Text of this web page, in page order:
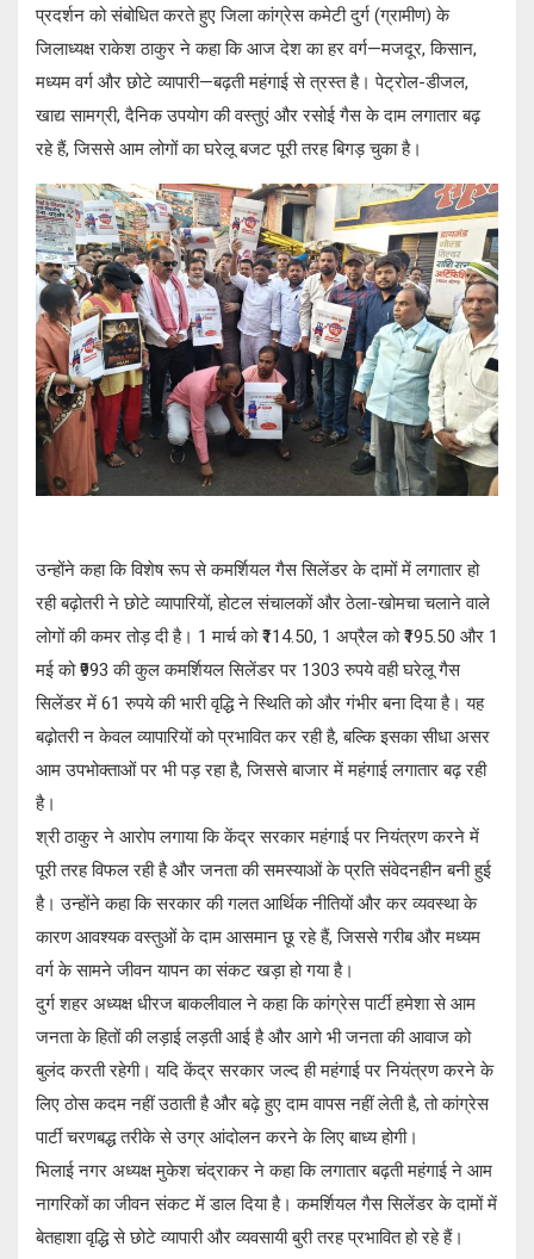
प्रदर्शन को संबोधित करते हुए जिला कांग्रेस कमेटी दुर्ग (ग्रामीण) के
जिलाध्यक्ष राकेश ठाकुर ने कहा कि आज देश का हर वर्ग—मजदूर, किसान,
मध्यम वर्ग और छोटे व्यापारी—बढ़ती महंगाई से त्रस्त है। पेट्रोल-डीजल,
खाद्य सामग्री, दैनिक उपयोग की वस्तुएं और रसोई गैस के दाम लगातार बढ़
रहे हैं, जिससे आम लोगों का घरेलू बजट पूरी तरह बिगड़ चुका है।
उन्होंने कहा कि विशेष रूप से कमर्शियल गैस सिलेंडर के दामों में लगातार हो
रही बढ़ोतरी ने छोटे व्यापारियों, होटल संचालकों और ठेला-खोमचा चलाने वाले
लोगों की कमर तोड़ दी है। 1 मार्च को ₹114.50, 1 अप्रैल को ₹195.50 और 1
मई को ₹993 की कुल कमर्शियल सिलेंडर पर 1303 रुपये वही घरेलू गैस
सिलेंडर में 61 रुपये की भारी वृद्धि ने स्थिति को और गंभीर बना दिया है। यह
बढ़ोतरी न केवल व्यापारियों को प्रभावित कर रही है, बल्कि इसका सीधा असर
आम उपभोक्ताओं पर भी पड़ रहा है, जिससे बाजार में महंगाई लगातार बढ़ रही
है।
श्री ठाकुर ने आरोप लगाया कि केंद्र सरकार महंगाई पर नियंत्रण करने में
पूरी तरह विफल रही है और जनता की समस्याओं के प्रति संवेदनहीन बनी हुई
है। उन्होंने कहा कि सरकार की गलत आर्थिक नीतियों और कर व्यवस्था के
कारण आवश्यक वस्तुओं के दाम आसमान छू रहे हैं, जिससे गरीब और मध्यम
वर्ग के सामने जीवन यापन का संकट खड़ा हो गया है।
दुर्ग शहर अध्यक्ष धीरज बाकलीवाल ने कहा कि कांग्रेस पार्टी हमेशा से आम
जनता के हितों की लड़ाई लड़ती आई है और आगे भी जनता की आवाज को
बुलंद करती रहेगी। यदि केंद्र सरकार जल्द ही महंगाई पर नियंत्रण करने के
लिए ठोस कदम नहीं उठाती है और बढ़े हुए दाम वापस नहीं लेती है, तो कांग्रेस
पार्टी चरणबद्ध तरीके से उग्र आंदोलन करने के लिए बाध्य होगी।
भिलाई नगर अध्यक्ष मुकेश चंद्राकर ने कहा कि लगातार बढ़ती महंगाई ने आम
नागरिकों का जीवन संकट में डाल दिया है। कमर्शियल गैस सिलेंडर के दामों में
बेतहाशा वृद्धि से छोटे व्यापारी और व्यवसायी बुरी तरह प्रभावित हो रहे हैं।